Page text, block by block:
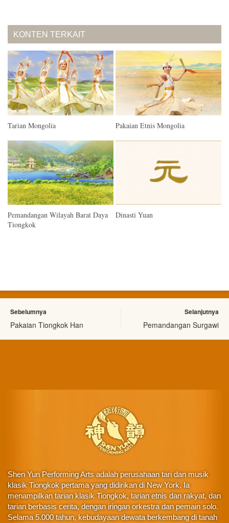
KONTEN TERKAIT
Tarian Mongolia Pakaian Etnis Mongolia
Pemandangan Wilayah Barat Daya
Tiongkok
Dinasti Yuan
Sebelumnya
Pakaian Tiongkok Han
Selanjutnya
Pemandangan Surgawi
Shen Yun Performing Arts adalah perusahaan tari dan musik
klasik Tiongkok pertama yang didirikan di New York. Ia
menampilkan tarian klasik Tiongkok, tarian etnis dan rakyat, dan
tarian berbasis cerita, dengan iringan orkestra dan pemain solo.
Selama 5.000 tahun, kebudayaan dewata berkembang di tanah